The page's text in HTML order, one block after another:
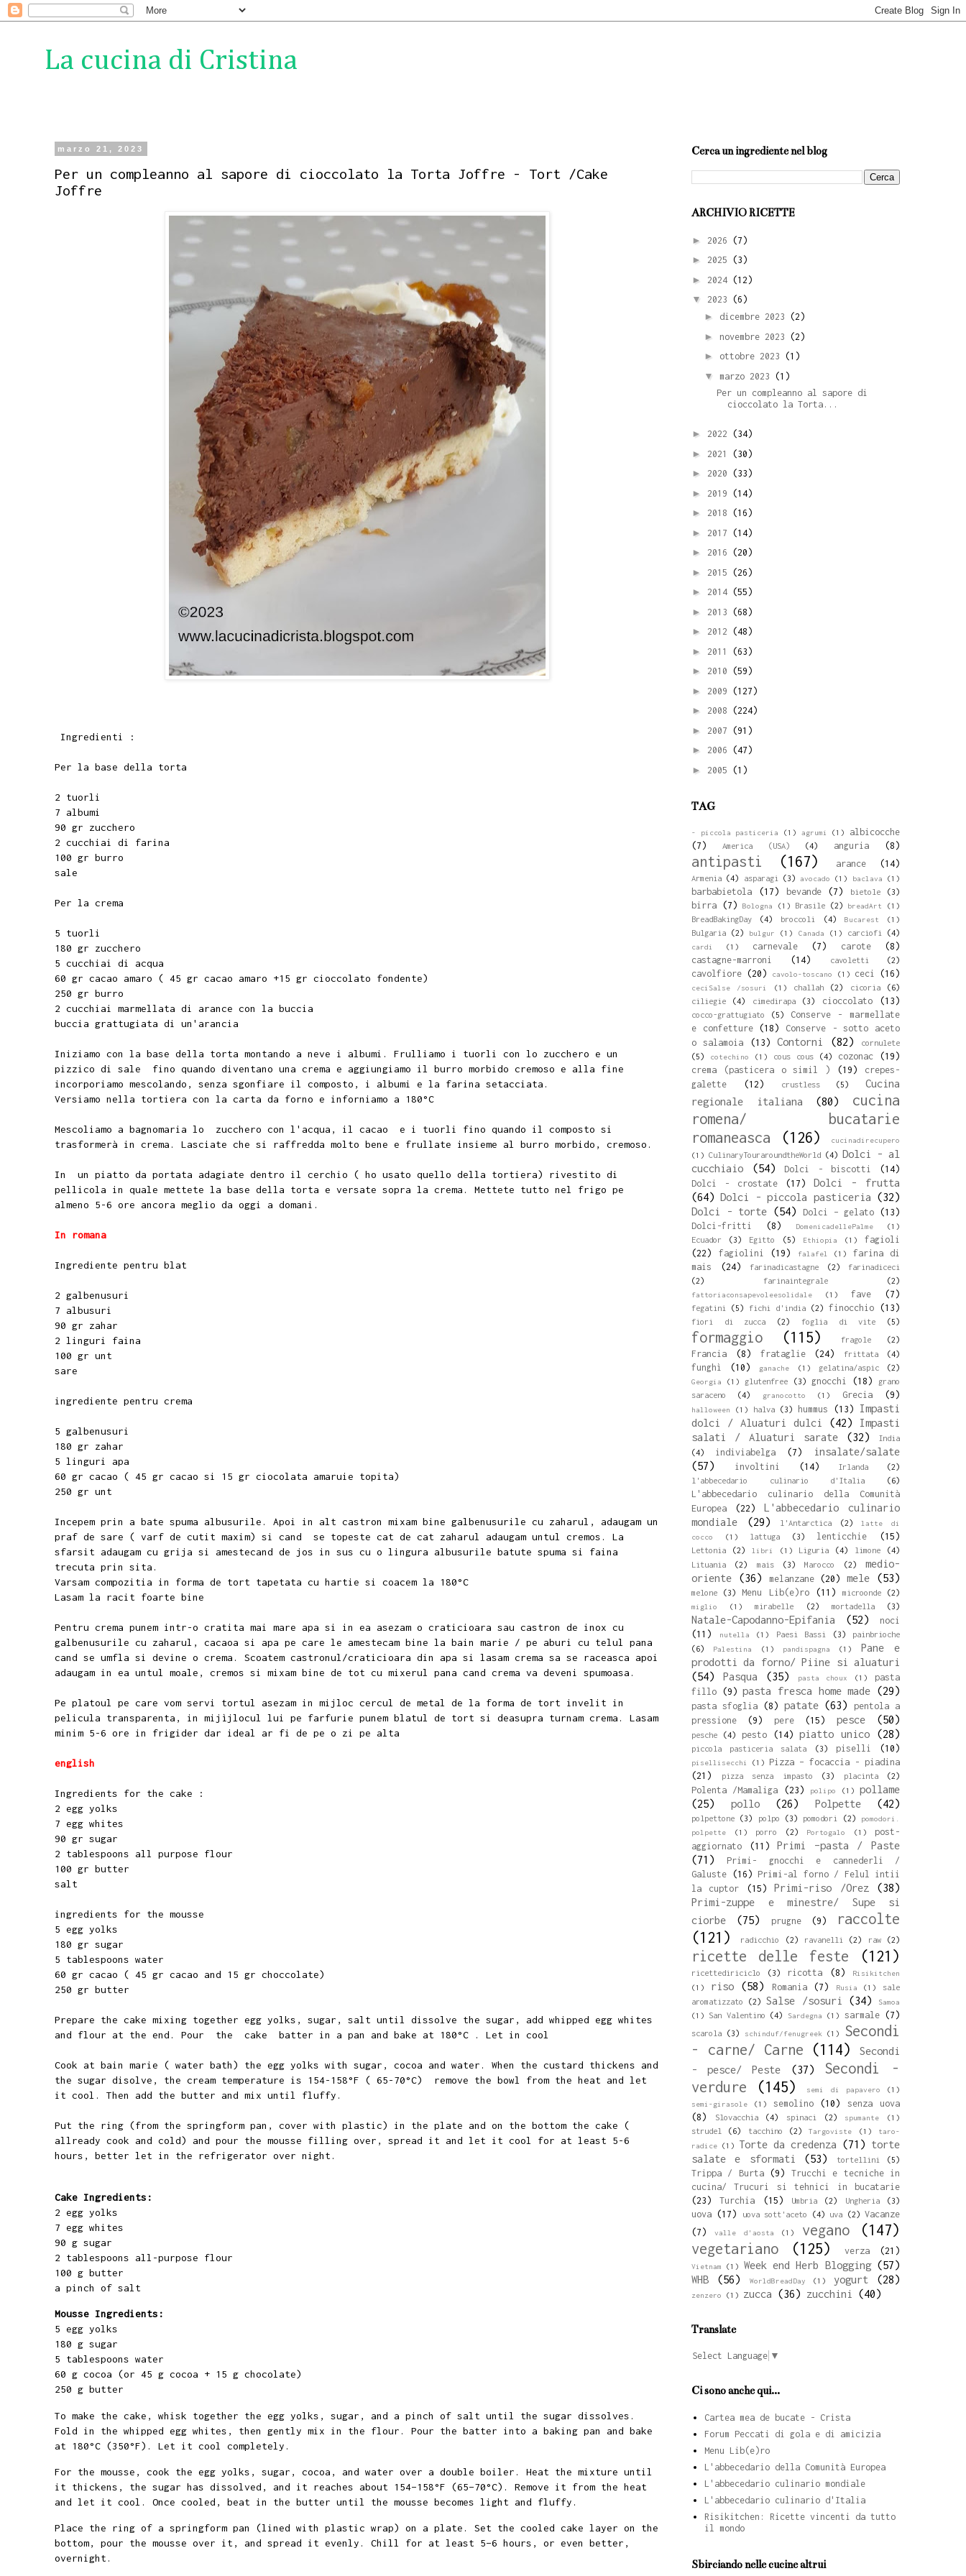
La cucina di Cristina
marzo 21, 2023
Per un compleanno al sapore di cioccolato la Torta Joffre - Tort /Cake
Joffre
Ingredienti :
Per la base della torta
2 tuorli
7 albumi
90 gr zucchero
2 cucchiai di farina
100 gr burro
sale
Per la crema
5 tuorli
180 gr zucchero
5 cucchiai di acqua
60 gr cacao amaro ( 45 gr cacao amaro +15 gr cioccolato fondente)
250 gr burro
2 cucchiai marmellata di arance con la buccia
buccia grattugiata di un'arancia
Iniziamo con la base della torta montando a neve i albumi. Frulliamo i tuorli con lo zucchero e un
pizzico di sale fino quando diventano una crema e aggiungiamo il burro morbido cremoso e alla fine
incorporiamo mescolando, senza sgonfiare il composto, i albumi e la farina setacciata.
Versiamo nella tortiera con la carta da forno e inforniamo a 180°C
Mescoliamo a bagnomaria lo zucchero con l'acqua, il cacao e i tuorli fino quando il composto si
trasformerà in crema. Lasciate che si raffredda molto bene e frullate insieme al burro morbido, cremoso.
In un piatto da portata adagiate dentro il cerchio ( ho usato quello della tortiera) rivestito di
pellicola in quale mettete la base della torta e versate sopra la crema. Mettete tutto nel frigo pe
almeno 5-6 ore ancora meglio da oggi a domani.
In romana
Ingrediente pentru blat
2 galbenusuri
7 albusuri
90 gr zahar
2 linguri faina
100 gr unt
sare
ingrediente pentru crema
5 galbenusuri
180 gr zahar
5 linguri apa
60 gr cacao ( 45 gr cacao si 15 gr ciocolata amaruie topita)
250 gr unt
Incepem prin a bate spuma albusurile. Apoi in alt castron mixam bine galbenusurile cu zaharul, adaugam un
praf de sare ( varf de cutit maxim) si cand se topeste cat de cat zaharul adaugam untul cremos. La
sfarsit adaugam cu grija si amestecand de jos in sus cu o lingura albusurile batute spuma si faina
trecuta prin sita.
Varsam compozitia in forma de tort tapetata cu hartie si coacem la 180°C
Lasam la racit foarte bine
Pentru crema punem intr-o cratita mai mare apa si in ea asezam o craticioara sau castron de inox cu
galbenusurile cu zaharul, cacaoa si apa pe care le amestecam bine la bain marie / pe aburi cu telul pana
cand se umfla si devine o crema. Scoatem castronul/craticioara din apa si lasam crema sa se raceasca apoi
adaugam in ea untul moale, cremos si mixam bine de tot cu mixerul pana cand crema va deveni spumoasa.
Pe platoul pe care vom servi tortul asezam in mijloc cercul de metal de la forma de tort invelit in
pelicula transparenta, in mijìjlocul lui pe farfurie punem blatul de tort si deasupra turnam crema. Lasam
minim 5-6 ore in frigider dar ideal ar fi de pe o zi pe alta
english
Ingredients for the cake :
2 egg yolks
7 egg whites
90 gr sugar
2 tablespoons all purpose flour
100 gr butter
salt
ingredients for the mousse
5 egg yolks
180 gr sugar
5 tablespoons water
60 gr cacao ( 45 gr cacao and 15 gr choccolate)
250 gr butter
Prepare the cake mixing together egg yolks, sugar, salt until dissolve the sugar, add whipped egg whites
and flour at the end. Pour the cake batter in a pan and bake at 180°C . Let in cool
Cook at bain marie ( water bath) the egg yolks with sugar, cocoa and water. When the custard thickens and
the sugar disolve, the cream temperature is 154-158°F ( 65-70°C) remove the bowl from the heat and let
it cool. Then add the butter and mix until fluffy.
Put the ring (from the springform pan, cover with plastic) in the plate and on the bottom the cake (
allready cook and cold) and pour the mousse filling over, spread it and let it cool for at least 5-6
hours, better let in the refrigerator over night.
Cake Ingredients:
2 egg yolks
7 egg whites
90 g sugar
2 tablespoons all-purpose flour
100 g butter
a pinch of salt
Mousse Ingredients:
5 egg yolks
180 g sugar
5 tablespoons water
60 g cocoa (or 45 g cocoa + 15 g chocolate)
250 g butter
To make the cake, whisk together the egg yolks, sugar, and a pinch of salt until the sugar dissolves.
Fold in the whipped egg whites, then gently mix in the flour. Pour the batter into a baking pan and bake
at 180°C (350°F). Let it cool completely.
For the mousse, cook the egg yolks, sugar, cocoa, and water over a double boiler. Heat the mixture until
it thickens, the sugar has dissolved, and it reaches about 154–158°F (65–70°C). Remove it from the heat
and let it cool. Once cooled, beat in the butter until the mousse becomes light and fluffy.
Place the ring of a springform pan (lined with plastic wrap) on a plate. Set the cooled cake layer on the
bottom, pour the mousse over it, and spread it evenly. Chill for at least 5–6 hours, or even better,
overnight.
Cerca un ingrediente nel blog
ARCHIVIO RICETTE
► 2026 (7)
► 2025 (3)
► 2024 (12)
▼ 2023 (6)
► dicembre 2023 (2)
► novembre 2023 (2)
► ottobre 2023 (1)
▼ marzo 2023 (1)
Per un compleanno al sapore di
cioccolato la Torta...
► 2022 (34)
► 2021 (30)
► 2020 (33)
► 2019 (14)
► 2018 (16)
► 2017 (14)
► 2016 (20)
► 2015 (26)
► 2014 (55)
► 2013 (68)
► 2012 (48)
► 2011 (63)
► 2010 (59)
► 2009 (127)
► 2008 (224)
► 2007 (91)
► 2006 (47)
► 2005 (1)
TAG
- piccola pasticeria (1) agrumi (1)
albicocche
(7)
America (USA) (4) anguria (8)
antipasti (167) arance (14)
Armenia (4) asparagi (3) avocado (1) baclava (1)
barbabietola (17) bevande (7) bietole (3)
birra (7) Bologna (1) Brasile (2) breadArt (1)
BreadBakingDay (4) broccoli (4) Bucarest (1)
Bulgaria (2) bulgur (1) Canada (1) carciofi (4)
cardi (1) carnevale (7) carote
(8)
castagne-marroni
(14) cavoletti (2)
cavolfiore (20) cavolo-toscano (1) ceci (16)
ceciSalse /sosuri (1) challah (2) cicoria
(6)
ciliegie
(4) cimedirapa (3) cioccolato (13)
cocco-grattugiato (5)
Conserve - marmellate
e confetture
(18)
Conserve - sotto aceto
o salamoia
(13) Contorni (82)
cornulete
(5)
cotechino (1) cous cous (4) cozonac
(19)
crema (pasticera o simil )
(19)
crepes-
galette
(12) crustless (5)
Cucina
regionale italiana
(80)
cucina
romena/ bucatarie
romaneasca
(126)
cucinadirecupero
(1) CulinaryTouraroundtheWorld (4) Dolci - al
cucchiaio
(54) Dolci - biscotti
(14)
Dolci - crostate
(17)
Dolci - frutta
(64) Dolci - piccola pasticeria (32)
Dolci - torte (54) Dolci – gelato (13)
Dolci-fritti
(8) DomenicadellePalme (1)
Ecuador (3) Egitto (5) Ethiopia (1)
fagioli
(22)
fagiolini (19) falafel (1)
farina di
mais
(24) farinadicastagne (2)
farinadiceci
(2)
farinaintegrale (2)
fattoriaconsapevoleesolidale (1) fave (7)
fegatini (5) fichi d'india (2) finocchio (13)
fiori di zucca (2) foglia di vite (5)
formaggio (115) fragole (2)
Francia (8) frataglie (24) frittata (4)
funghì (10) ganache (1) gelatina/aspic (2)
Georgia (1) glutenfree (3) gnocchi (18)
grano
saraceno
(4) granocotto (1) Grecia (9)
halloween (1) halva (3) hummus (13)
Impasti
dolci / Aluaturi dulci
(42)
Impasti
salati / Aluaturi sarate
(32)
India
(4)
indiviabelga (7)
insalate/salate
(57)
involtini (14) Irlanda
(2)
l'abbecedario culinario d'Italia
(6)
L'abbecedario culinario della Comunità
Europea
(22)
L'abbecedario culinario
mondiale
(29) l'Antarctica (2)
latte di
cocco
(1) lattuga (3) lenticchie (15)
Lettonia (2) libri (1) Liguria (4) limone
(4)
Lituania
(2) mais (3) Marocco (2)
medio-
oriente
(36) melanzane (20) mele (53)
melone (3) Menu Lib(e)ro (11) microonde (2)
miglio (1) mirabelle (2) mortadella (3)
Natale-Capodanno-Epifania (52)
noci
(11)
nutella (1) Paesi Bassi (3)
painbrioche
(6)
Palestina (1) pandispagna (1)
Pane e
prodotti da forno/ Piine si aluaturi
(54)
Pasqua (35) pasta choux (1)
pasta
fillo (9) pasta fresca home made (29)
pasta sfoglia (8) patate (63)
pentola a
pressione
(9) pere (15) pesce (50)
pesche (4) pesto (14) piatto unico (28)
piccola pasticeria salata (3) piselli (10)
pisellisecchi (1)
Pizza – focaccia - piadina
(21)
pizza senza impasto (3) placinta (2)
Polenta /Mamaliga (23) polipo (1)
pollame
(25)
pollo (26) Polpette (42)
polpettone (3) polpo (3) pomodori (2)
pomodori.
polpette
(1) porro (2) Portogalo (1)
post-
aggiornato
(11)
Primi –pasta / Paste
(71)
Primi- gnocchi e cannederli /
Galuste (16) Primi-al forno / Felul intii
la cuptor
(15) Primi-riso /Orez
(38)
Primi-zuppe e minestre/ Supe si
ciorbe
(75) prugne (9)
raccolte
(121)
radicchio (2) ravanelli (2) raw (2)
ricette delle feste (121)
ricettediriciclo (3) ricotta (8)
Risikitchen
(1)
riso (58) Romania (7) Rusia (1)
sale
aromatizzato
(2) Salse /sosuri (34)
Samoa
(1)
San Valentino (4) Sardegna (1) sarmale (7)
scarola (3) schinduf/fenugreek (1)
Secondi
- carne/ Carne
(114)
Secondi
- pesce/ Peste
(37)
Secondi -
verdure
(145) semi di papavero
(1)
semi-girasole
(1) semolino (10)
senza uova
(8)
Slovacchia (4) spinaci (2) spumante (1)
strudel (6) tacchino (2) Targoviste (1)
taro-
radice (1) Torte da credenza (71) torte
salate e sformati
(53) tortellini (5)
Trippa / Burta (9)
Trucchi e tecniche in
cucina/ Trucuri si tehnici in bucatarie
(23)
Turchia (15) Umbria (2) Ungheria (3)
uova (17) uova sott'aceto (4) uva (2) Vacanze
(7)
valle d'aosta (1) vegano
(147)
vegetariano
(125) verza (21)
Vietnam (1) Week end Herb Blogging (57)
WHB
(56) WorldBreadDay (1) yogurt (28)
zenzero (1) zucca (36) zucchini (40)
Translate
Select Language ▼
Ci sono anche qui...
Cartea mea de bucate - Crista
Forum Peccati di gola e di amicizia
Menu Lib(e)ro
L'abbecedario della Comunità Europea
L'abbecedario culinario mondiale
L'abbecedario culinario d'Italia
Risikitchen: Ricette vincenti da tutto
il mondo
Sbirciando nelle cucine altrui